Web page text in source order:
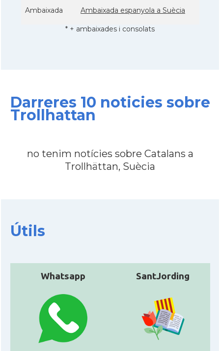
Ambaixada Ambaixada espanyola a Suècia
* + ambaixades i consolats
Darreres 10 noticies sobre
Trollhattan
no tenim notícies sobre Catalans a
Trollhättan, Suècia
Útils
Whatsapp SantJording